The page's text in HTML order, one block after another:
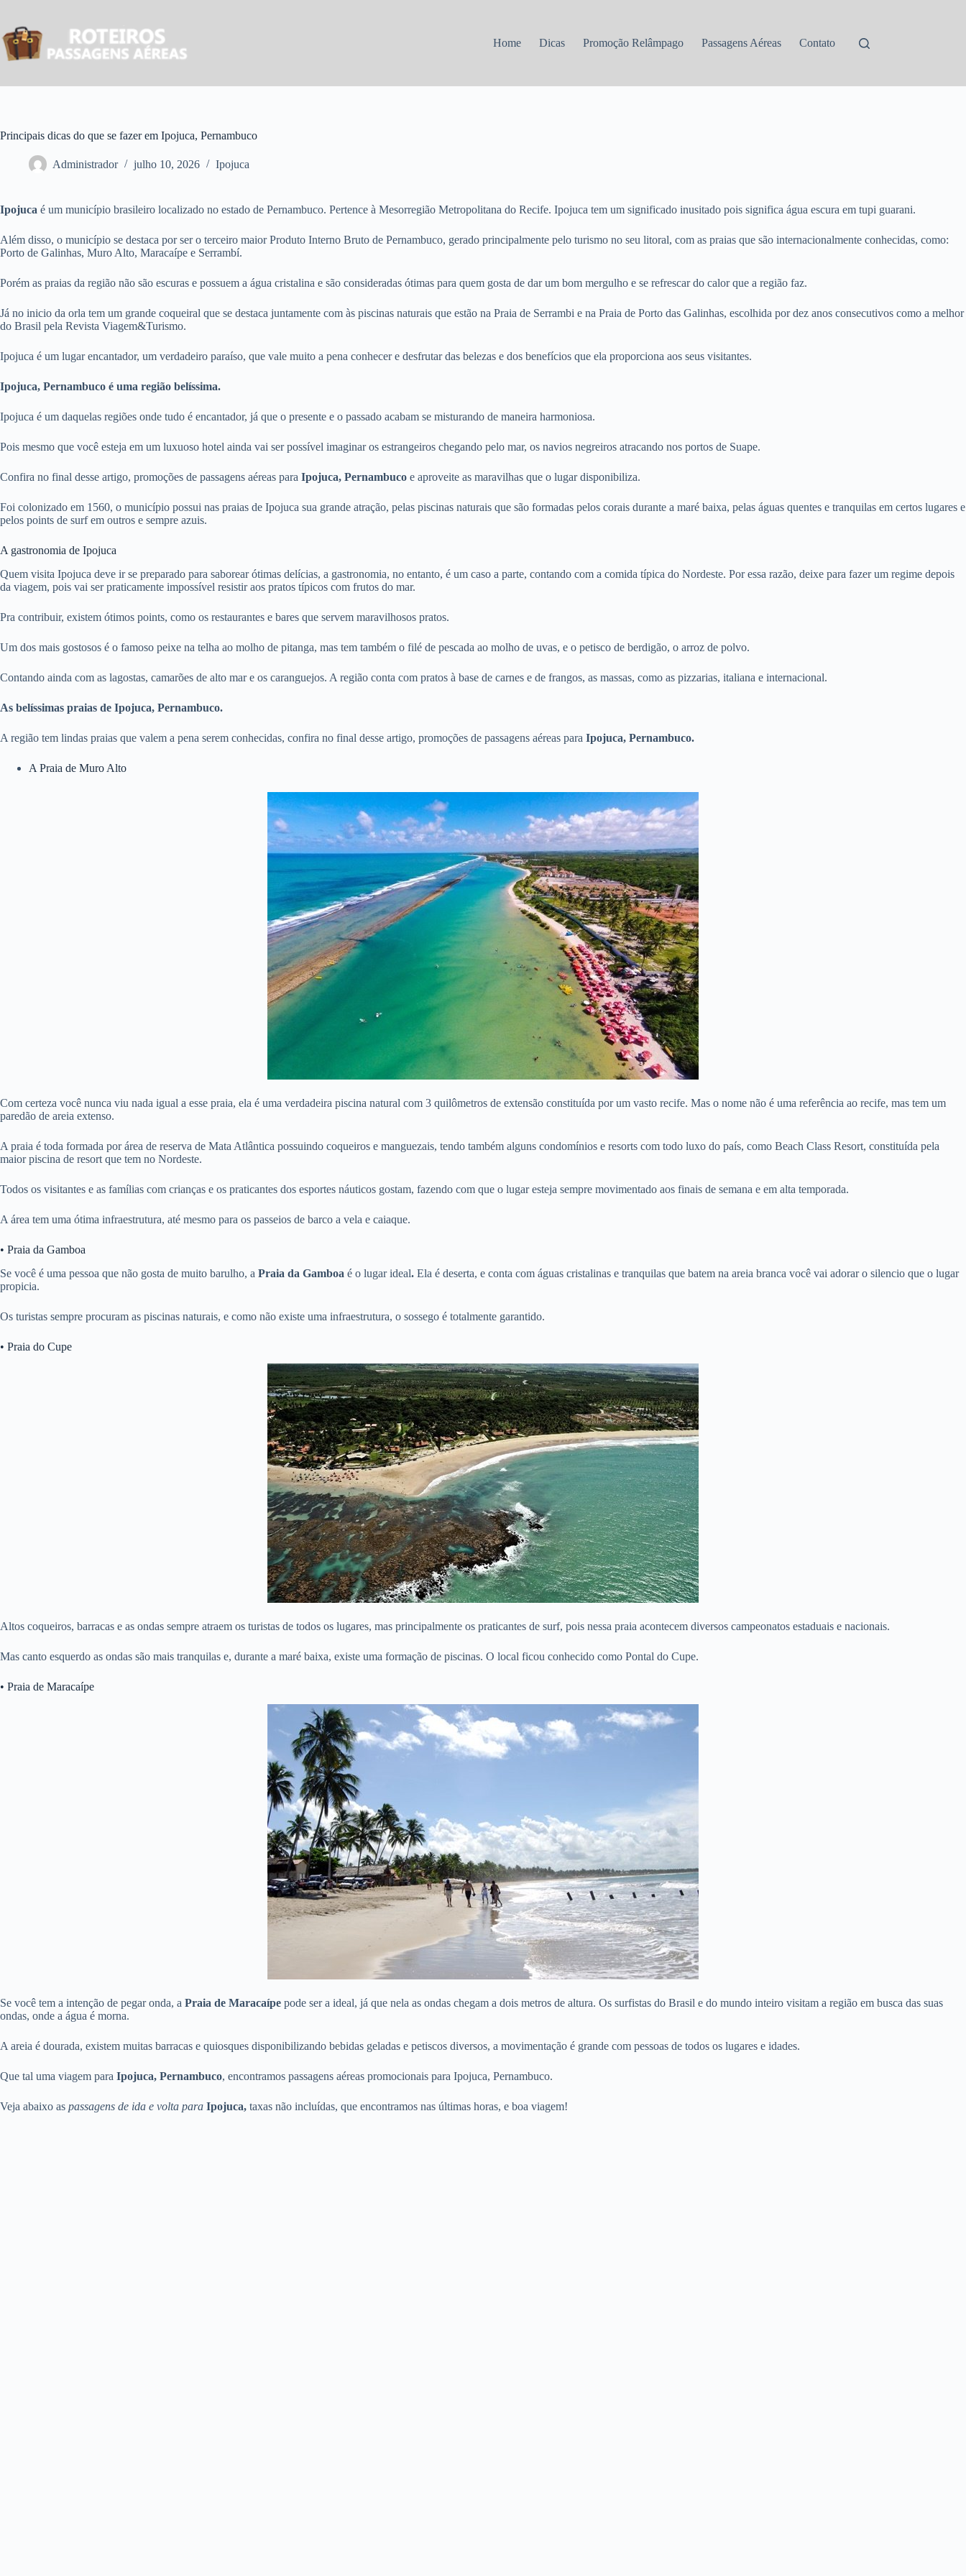
conteúdo
Home Dicas Promoção Relâmpago Passagens Aéreas Contato
Principais dicas do que se fazer em Ipojuca, Pernambuco
Administrador julho 10, 2026 Ipojuca
Ipojuca é um município brasileiro localizado no estado de Pernambuco. Pertence à Mesorregião Metropolitana do Recife. Ipojuca tem um significado inusitado pois significa água escura em tupi guarani.
Além disso, o município se destaca por ser o terceiro maior Produto Interno Bruto de Pernambuco, gerado principalmente pelo turismo no seu litoral, com as praias que são internacionalmente conhecidas, como:
Porto de Galinhas, Muro Alto, Maracaípe e Serrambí.
Porém as praias da região não são escuras e possuem a água cristalina e são consideradas ótimas para quem gosta de dar um bom mergulho e se refrescar do calor que a região faz.
Já no inicio da orla tem um grande coqueiral que se destaca juntamente com às piscinas naturais que estão na Praia de Serrambi e na Praia de Porto das Galinhas, escolhida por dez anos consecutivos como a melhor
do Brasil pela Revista Viagem&Turismo.
Ipojuca é um lugar encantador, um verdadeiro paraíso, que vale muito a pena conhecer e desfrutar das belezas e dos benefícios que ela proporciona aos seus visitantes.
Ipojuca, Pernambuco é uma região belíssima.
Ipojuca é um daquelas regiões onde tudo é encantador, já que o presente e o passado acabam se misturando de maneira harmoniosa.
Pois mesmo que você esteja em um luxuoso hotel ainda vai ser possível imaginar os estrangeiros chegando pelo mar, os navios negreiros atracando nos portos de Suape.
Confira no final desse artigo, promoções de passagens aéreas para Ipojuca, Pernambuco e aproveite as maravilhas que o lugar disponibiliza.
Foi colonizado em 1560, o município possui nas praias de Ipojuca sua grande atração, pelas piscinas naturais que são formadas pelos corais durante a maré baixa, pelas águas quentes e tranquilas em certos lugares e
pelos points de surf em outros e sempre azuis.
A gastronomia de Ipojuca
Quem visita Ipojuca deve ir se preparado para saborear ótimas delícias, a gastronomia, no entanto, é um caso a parte, contando com a comida típica do Nordeste. Por essa razão, deixe para fazer um regime depois
da viagem, pois vai ser praticamente impossível resistir aos pratos típicos com frutos do mar.
Pra contribuir, existem ótimos points, como os restaurantes e bares que servem maravilhosos pratos.
Um dos mais gostosos é o famoso peixe na telha ao molho de pitanga, mas tem também o filé de pescada ao molho de uvas, e o petisco de berdigão, o arroz de polvo.
Contando ainda com as lagostas, camarões de alto mar e os caranguejos. A região conta com pratos à base de carnes e de frangos, as massas, como as pizzarias, italiana e internacional.
As belíssimas praias de Ipojuca, Pernambuco.
A região tem lindas praias que valem a pena serem conhecidas, confira no final desse artigo, promoções de passagens aéreas para Ipojuca, Pernambuco.
A Praia de Muro Alto
Com certeza você nunca viu nada igual a esse praia, ela é uma verdadeira piscina natural com 3 quilômetros de extensão constituída por um vasto recife. Mas o nome não é uma referência ao recife, mas tem um
paredão de areia extenso.
A praia é toda formada por área de reserva de Mata Atlântica possuindo coqueiros e manguezais, tendo também alguns condomínios e resorts com todo luxo do país, como Beach Class Resort, constituída pela
maior piscina de resort que tem no Nordeste.
Todos os visitantes e as famílias com crianças e os praticantes dos esportes náuticos gostam, fazendo com que o lugar esteja sempre movimentado aos finais de semana e em alta temporada.
A área tem uma ótima infraestrutura, até mesmo para os passeios de barco a vela e caiaque.
• Praia da Gamboa
Se você é uma pessoa que não gosta de muito barulho, a Praia da Gamboa é o lugar ideal. Ela é deserta, e conta com águas cristalinas e tranquilas que batem na areia branca você vai adorar o silencio que o lugar
propicia.
Os turistas sempre procuram as piscinas naturais, e como não existe uma infraestrutura, o sossego é totalmente garantido.
• Praia do Cupe
Altos coqueiros, barracas e as ondas sempre atraem os turistas de todos os lugares, mas principalmente os praticantes de surf, pois nessa praia acontecem diversos campeonatos estaduais e nacionais.
Mas canto esquerdo as ondas são mais tranquilas e, durante a maré baixa, existe uma formação de piscinas. O local ficou conhecido como Pontal do Cupe.
• Praia de Maracaípe
Se você tem a intenção de pegar onda, a Praia de Maracaípe pode ser a ideal, já que nela as ondas chegam a dois metros de altura. Os surfistas do Brasil e do mundo inteiro visitam a região em busca das suas
ondas, onde a água é morna.
A areia é dourada, existem muitas barracas e quiosques disponibilizando bebidas geladas e petiscos diversos, a movimentação é grande com pessoas de todos os lugares e idades.
Que tal uma viagem para Ipojuca, Pernambuco, encontramos passagens aéreas promocionais para Ipojuca, Pernambuco.
Veja abaixo as passagens de ida e volta para Ipojuca, taxas não incluídas, que encontramos nas últimas horas, e boa viagem!